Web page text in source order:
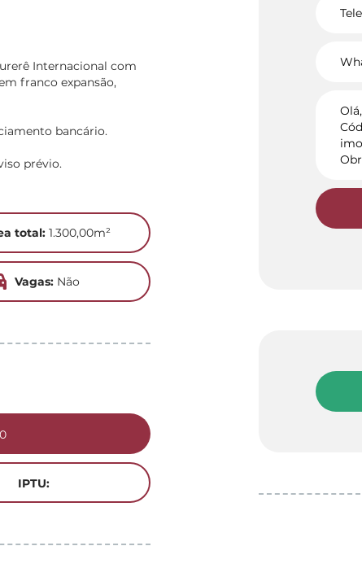
Internacional com
franco expansão,
bancário.
prévio.
total: 1.300,00m²
Vagas:Não
IPTU: